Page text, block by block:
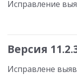
Исправление
Версия
Исправлене